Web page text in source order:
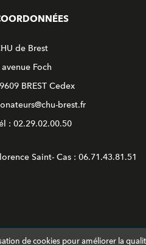
de Brest
Foch
BREST Cedex
brest.fr
: 02.29.02.00.50
Saint- Cas : 06.71.43.81.51
de Brest
de cookies pour améliorer la